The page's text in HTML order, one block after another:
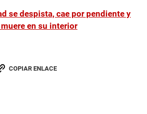
se despista, cae por pendiente y
en su interior
COPIAR ENLACE